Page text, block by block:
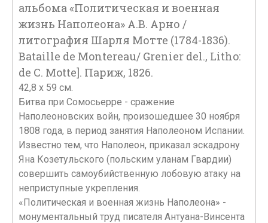
альбома «Политическая и военная
жизнь Наполеона» А.В. Арно /
литография Шарля Мотте (1784-1836).
Bataille de Montereau/ Grenier del., Litho:
de C. Motte]. Париж, 1826.
42,8 х 59 см.
Битва при Сомосьерре - сражение
Наполеоновских войн, произошедшее 30 ноября
1808 года, в период занятия Наполеоном Испании.
Известно тем, что Наполеон, приказал эскадрону
Яна Козетульского (польским уланам Гвардии)
совершить самоубийственную лобовую атаку на
неприступные укрепления.
«Политическая и военная жизнь Наполеона» -
монументальный труд писателя Антуана-Винсента